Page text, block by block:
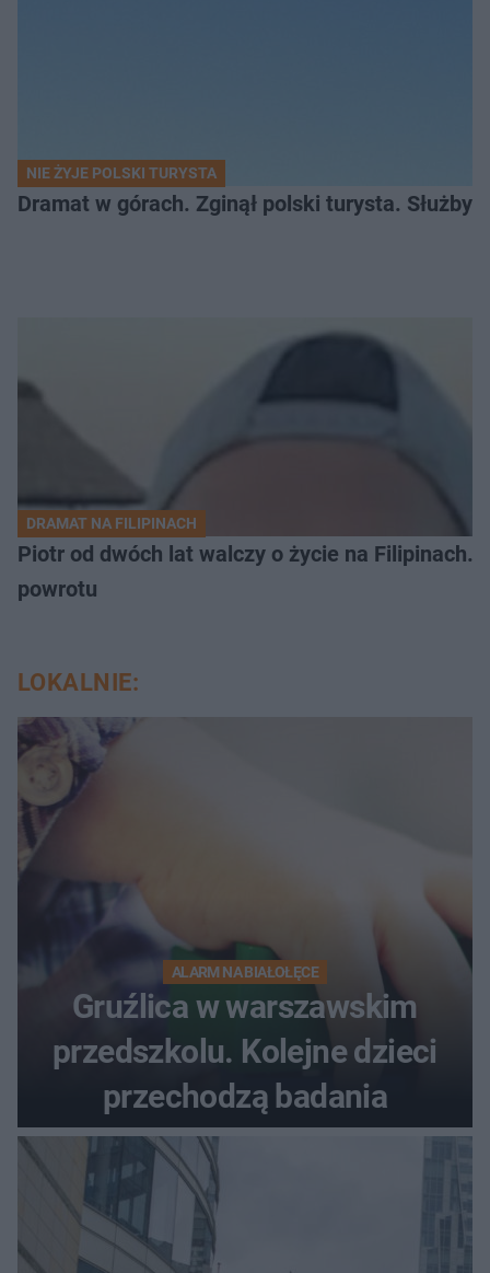
NIE ŻYJE POLSKI TURYSTA
Dramat w górach. Zginął polski turysta. Służby
DRAMAT NA FILIPINACH
Piotr od dwóch lat walczy o życie na Filipinach.
powrotu
LOKALNIE:
ALARM NA BIAŁOŁĘCE
Gruźlica w warszawskim
przedszkolu. Kolejne dzieci
przechodzą badania